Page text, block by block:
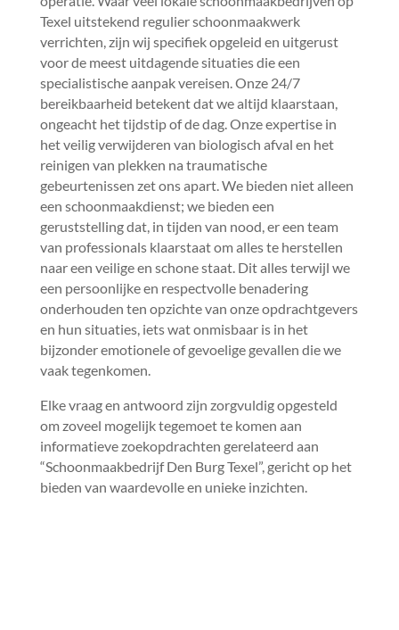
Texel uitstekend regulier schoonmaakwerk
verrichten, zijn wij specifiek opgeleid en uitgerust
voor de meest uitdagende situaties die een
specialistische aanpak vereisen.​ Onze 24/7
bereikbaarheid betekent dat we altijd klaarstaan,
ongeacht het tijdstip of de dag.​ Onze expertise in
het veilig verwijderen van biologisch afval en het
reinigen van plekken na traumatische
gebeurtenissen zet ons apart.​ We bieden niet alleen
een schoonmaakdienst; we bieden een
geruststelling dat, in tijden van nood, er een team
van professionals klaarstaat om alles te herstellen
naar een veilige en schone staat.​ Dit alles terwijl we
een persoonlijke en respectvolle benadering
onderhouden ten opzichte van onze opdrachtgevers
en hun situaties, iets wat onmisbaar is in het
bijzonder emotionele of gevoelige gevallen die we
vaak tegenkomen.​
Elke vraag en antwoord zijn zorgvuldig opgesteld
om zoveel mogelijk tegemoet te komen aan
informatieve zoekopdrachten gerelateerd aan
“Schoonmaakbedrijf Den Burg Texel”, gericht op het
bieden van waardevolle en unieke inzichten.​